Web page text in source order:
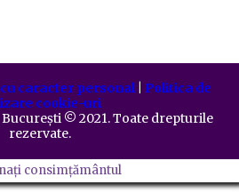
caracter personal| Politica de
cookie-uri
©️ 2021. Toate drepturile
rezervate.
consimțământul